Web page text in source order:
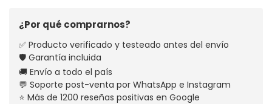
¿Por qué comprarnos?
✅ Producto verificado y testeado antes del envío
🛡️ Garantía incluida
🚚 Envío a todo el país
💬 Soporte post-venta por WhatsApp e Instagram
⭐ Más de 1200 reseñas positivas en Google